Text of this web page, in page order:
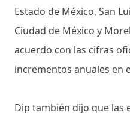
Estado de México, San
Ciudad de México y
acuerdo con las cifras
incrementos anuales en
Dip también dijo que las